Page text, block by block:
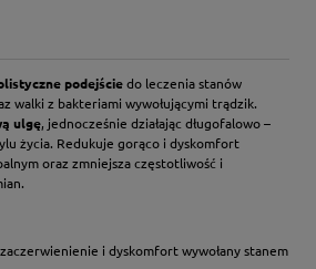
podejściedo leczenia stanów
walki z bakteriami wywołującymi trądzik.
ulgę, jednocześnie działając długofalowo –
życia. Redukuje gorąco i dyskomfort
oraz zmniejsza częstotliwość i
i dyskomfort wywołany stanem